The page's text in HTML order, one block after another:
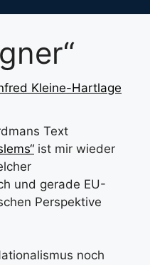
Kleine-Hartlage
Text
ist mir wieder
und gerade EU-
Perspektive
noch